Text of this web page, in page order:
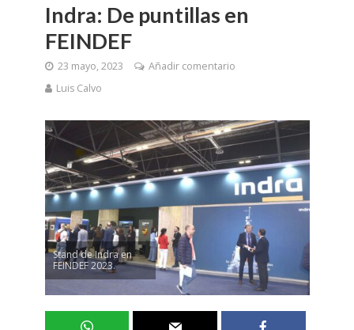
Indra: De puntillas en
FEINDEF
23 mayo, 2023
Añadir comentario
Luis Calvo
Stand de Indra en
FEINDEF 2023.